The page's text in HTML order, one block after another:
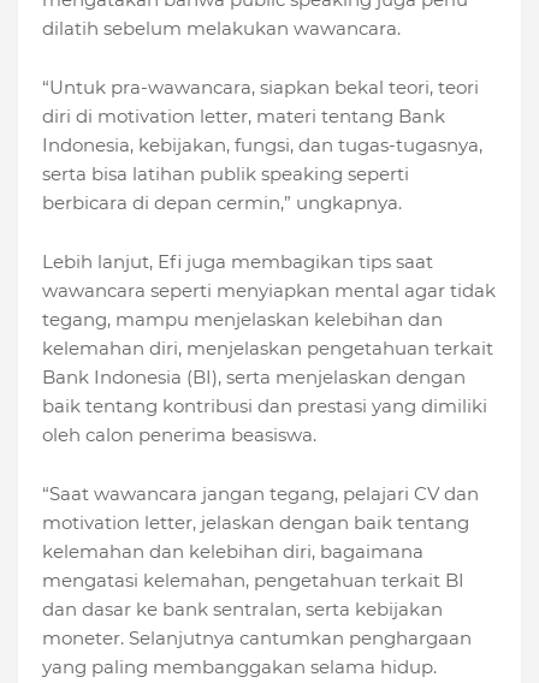
dilatih sebelum melakukan wawancara.
“Untuk pra-wawancara, siapkan bekal teori, teori
diri di motivation letter, materi tentang Bank
Indonesia, kebijakan, fungsi, dan tugas-tugasnya,
serta bisa latihan publik speaking seperti
berbicara di depan cermin,” ungkapnya.
Lebih lanjut, Efi juga membagikan tips saat
wawancara seperti menyiapkan mental agar tidak
tegang, mampu menjelaskan kelebihan dan
kelemahan diri, menjelaskan pengetahuan terkait
Bank Indonesia (BI), serta menjelaskan dengan
baik tentang kontribusi dan prestasi yang dimiliki
oleh calon penerima beasiswa.
“Saat wawancara jangan tegang, pelajari CV dan
motivation letter, jelaskan dengan baik tentang
kelemahan dan kelebihan diri, bagaimana
mengatasi kelemahan, pengetahuan terkait BI
dan dasar ke bank sentralan, serta kebijakan
moneter. Selanjutnya cantumkan penghargaan
yang paling membanggakan selama hidup.